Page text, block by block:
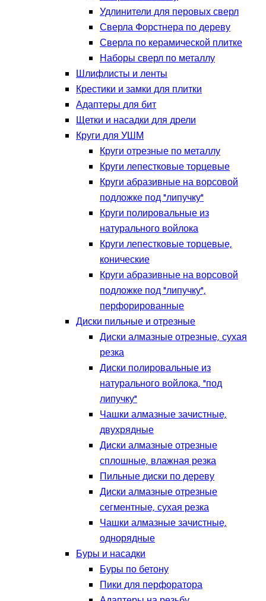
Удлинители для перовых сверл
Сверла Форстнера по дереву
Сверла по керамической плитке
Наборы сверл по металлу
Шлифлисты и ленты
Крестики и замки для плитки
Адаптеры для бит
Щетки и насадки для дрели
Круги для УШМ
Круги отрезные по металлу
Круги лепестковые торцевые
Круги абразивные на ворсовой
подложке под "липучку"
Круги полировальные из
натурального войлока
Круги лепестковые торцевые,
конические
Круги абразивные на ворсовой
подложке под "липучку",
перфорированные
Диски пильные и отрезные
Диски алмазные отрезные, сухая
резка
Диски полировальные из
натурального войлока, "под
липучку"
Чашки алмазные зачистные,
двухрядные
Диски алмазные отрезные
сплошные, влажная резка
Пильные диски по дереву
Диски алмазные отрезные
сегментные, сухая резка
Чашки алмазные зачистные,
однорядные
Буры и насадки
Буры по бетону
Пики для перфоратора